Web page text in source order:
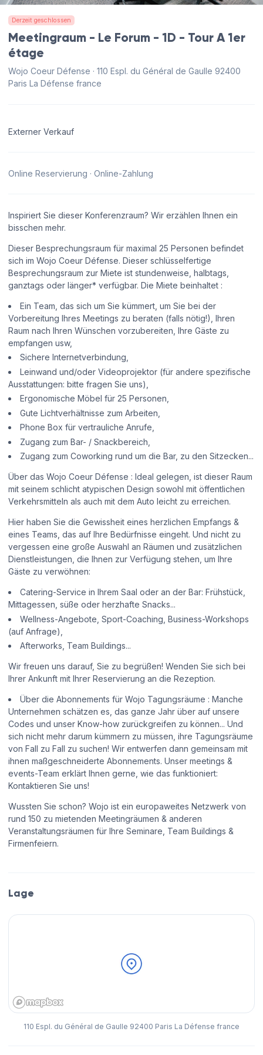
Derzeit geschlossen
Meetingraum - Le Forum - 1D - Tour A 1er
étage
Wojo Coeur Défense · 110 Espl. du Général de Gaulle 92400
Paris La Défense france
Externer Verkauf
Online Reservierung · Online-Zahlung
Inspiriert Sie dieser Konferenzraum? Wir erzählen Ihnen ein
bisschen mehr.
Dieser Besprechungsraum für maximal 25 Personen befindet
sich im Wojo Coeur Défense. Dieser schlüsselfertige
Besprechungsraum zur Miete ist stundenweise, halbtags,
ganztags oder länger* verfügbar. Die Miete beinhaltet :
Ein Team, das sich um Sie kümmert, um Sie bei der
Vorbereitung Ihres Meetings zu beraten (falls nötig!), Ihren
Raum nach Ihren Wünschen vorzubereiten, Ihre Gäste zu
empfangen usw,
Sichere Internetverbindung,
Leinwand und/oder Videoprojektor (für andere spezifische
Ausstattungen: bitte fragen Sie uns),
Ergonomische Möbel für 25 Personen,
Gute Lichtverhältnisse zum Arbeiten,
Phone Box für vertrauliche Anrufe,
Zugang zum Bar- / Snackbereich,
Zugang zum Coworking rund um die Bar, zu den Sitzecken...
Über das Wojo Coeur Défense : Ideal gelegen, ist dieser Raum
mit seinem schlicht atypischen Design sowohl mit öffentlichen
Verkehrsmitteln als auch mit dem Auto leicht zu erreichen.
Hier haben Sie die Gewissheit eines herzlichen Empfangs &
eines Teams, das auf Ihre Bedürfnisse eingeht. Und nicht zu
vergessen eine große Auswahl an Räumen und zusätzlichen
Dienstleistungen, die Ihnen zur Verfügung stehen, um Ihre
Gäste zu verwöhnen:
Catering-Service in Ihrem Saal oder an der Bar: Frühstück,
Mittagessen, süße oder herzhafte Snacks...
Wellness-Angebote, Sport-Coaching, Business-Workshops
(auf Anfrage),
Afterworks, Team Buildings...
Wir freuen uns darauf, Sie zu begrüßen! Wenden Sie sich bei
Ihrer Ankunft mit Ihrer Reservierung an die Rezeption.
Über die Abonnements für Wojo Tagungsräume : Manche
Unternehmen schätzen es, das ganze Jahr über auf unsere
Codes und unser Know-how zurückgreifen zu können... Und
sich nicht mehr darum kümmern zu müssen, ihre Tagungsräume
von Fall zu Fall zu suchen! Wir entwerfen dann gemeinsam mit
ihnen maßgeschneiderte Abonnements. Unser meetings &
events-Team erklärt Ihnen gerne, wie das funktioniert:
Kontaktieren Sie uns!
Wussten Sie schon? Wojo ist ein europaweites Netzwerk von
rund 150 zu mietenden Meetingräumen & anderen
Veranstaltungsräumen für Ihre Seminare, Team Buildings &
Firmenfeiern.
Lage
110 Espl. du Général de Gaulle 92400 Paris La Défense france